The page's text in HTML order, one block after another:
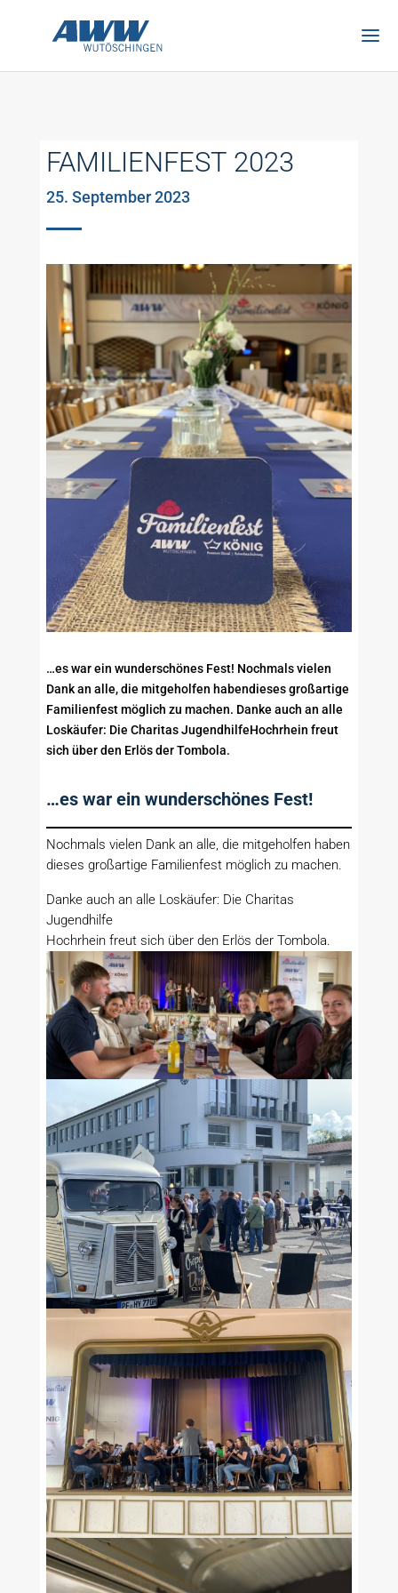
FAMILIENFEST 2023
25. September 2023
…es war ein wunderschönes Fest! Nochmals vielen
Dank an alle, die mitgeholfen habendieses großartige
Familienfest möglich zu machen. Danke auch an alle
Loskäufer: Die Charitas JugendhilfeHochrhein freut
sich über den Erlös der Tombola.
…es war ein wunderschönes Fest!
Nochmals vielen Dank an alle, die mitgeholfen haben
dieses großartige Familienfest möglich zu machen.
Danke auch an alle Loskäufer: Die Charitas
Jugendhilfe
Hochrhein freut sich über den Erlös der Tombola.